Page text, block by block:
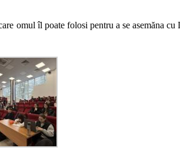
omul îl poate folosi pentru a se asemăna cu